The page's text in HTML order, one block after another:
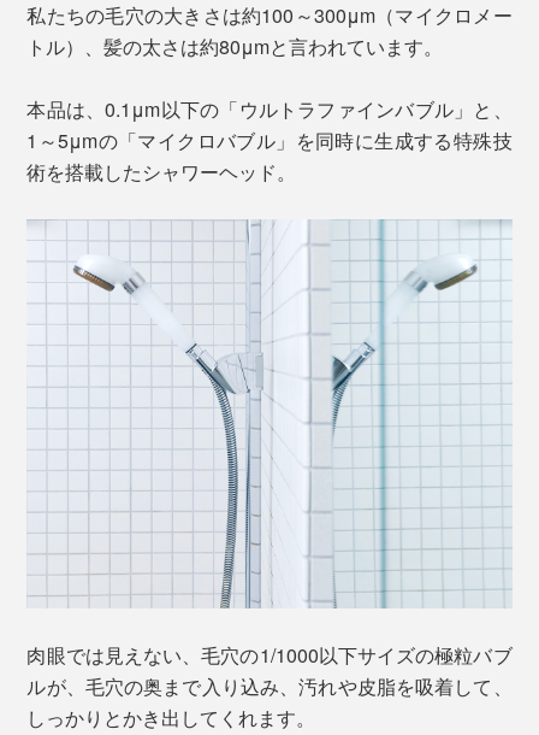
私たちの毛穴の大きさは約100～300μm（マイクロメー
トル）、髪の太さは約80μmと言われています。
本品は、0.1μm以下の「ウルトラファインバブル」と、
1～5μmの「マイクロバブル」を同時に生成する特殊技
術を搭載したシャワーヘッド。
肉眼では見えない、毛穴の1/1000以下サイズの極粒バブ
ルが、毛穴の奥まで入り込み、汚れや皮脂を吸着して、
しっかりとかき出してくれます。